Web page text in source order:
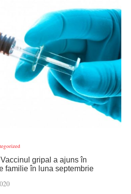
gripal a ajuns în
familie în luna septembrie